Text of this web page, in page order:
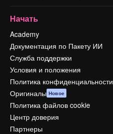
Начать
Academy
Документация по Пакету ИИ
Служба поддержки
Условия и положения
Политика конфиденциальности
Оригиналы Новое
Политика файлов cookie
Центр доверия
Партнеры